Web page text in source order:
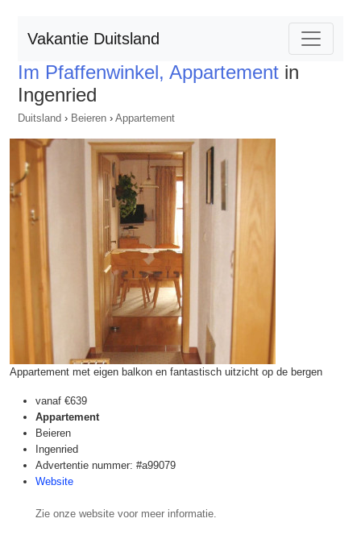
Vakantie Duitsland
Im Pfaffenwinkel, Appartement in
Ingenried
Duitsland › Beieren › Appartement
Appartement met eigen balkon en fantastisch uitzicht op de bergen
vanaf €639
Appartement
Beieren
Ingenried
Advertentie nummer: #a99079
Website
Zie onze website voor meer informatie.